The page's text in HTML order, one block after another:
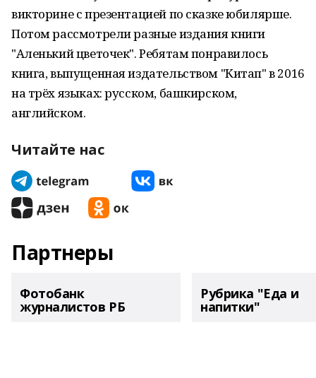
викторине с презентацией по сказке юбилярше.
Потом рассмотрели разные издания книги
"Аленький цветочек". Ребятам понравилось
книга, выпущенная издательством "Китап" в 2016
на трёх языках: русском, башкирском,
английском.
Читайте нас
Партнеры
Фотобанк
журналистов РБ
Рубрика "Еда и
напитки"